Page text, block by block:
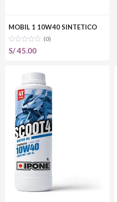
MOBIL 1 10W40 SINTETICO
(0)
S/45.00